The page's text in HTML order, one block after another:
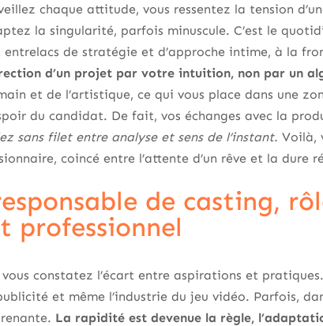
chaque attitude, vous ressentez la tension
la singularité, parfois minuscule. C’est le
entrelacs de stratégie et d’approche intime, à la
d’un projet par votre intuition, non par un
et de l’artistique, ce qui vous place dans une
du candidat. De fait, vos échanges avec la
sans filet entre analyse et sens de l’instant. Voilà,
coincé entre l’attente d’un rêve et la dure
de casting,
professionnel
constatez l’écart entre aspirations et
et même l’industrie du jeu vidéo. Parfois,
La rapidité est devenue la règle,